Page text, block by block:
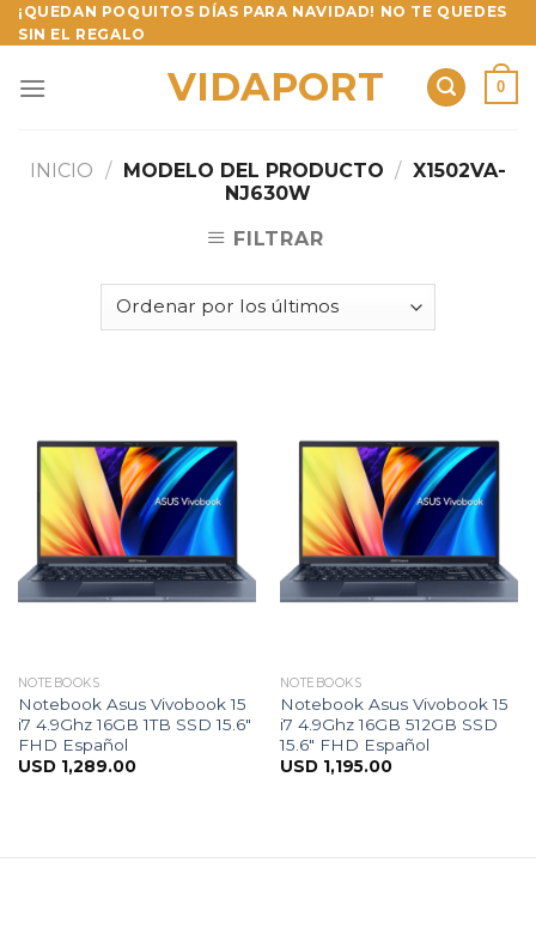
Skip
to
¡QUEDAN POQUITOS DÍAS PARA NAVIDAD! NO TE QUEDES
SIN EL REGALO
VIDAPORT 0
INICIO / MODELO DEL PRODUCTO / X1502VA-
NJ630W
FILTRAR
NOTEBOOKS
Notebook Asus Vivobook 15
i7 4.9Ghz 16GB 1TB SSD 15.6″
FHD Español
USD 1,289.00
NOTEBOOKS
Notebook Asus Vivobook 15
i7 4.9Ghz 16GB 512GB SSD
15.6″ FHD Español
USD 1,195.00